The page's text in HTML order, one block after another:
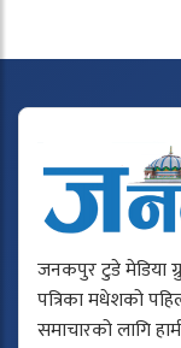
जनकपुर टुडे मेडिया
पत्रिका मधेशको
समाचारको लागि